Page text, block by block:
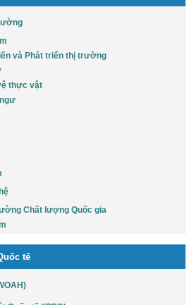
và Phát triển thị trường
thực vật
Chất lượng Quốc gia
tế